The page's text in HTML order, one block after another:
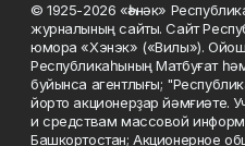
© 1925-2026 «Һәнәк»
журналының сайты. Сайт
юмора «Хэнэк» («Вилы»).
Республикаһының Матбуғат
буйынса агентлығы;
йорто акционерҙар йәмғиәте.
и средствам массовой
Башкортостан; Акционерное